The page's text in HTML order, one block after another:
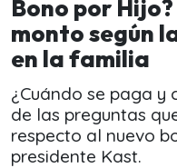
Bono por
monto según
en la familia
¿Cuándo se paga y
de las preguntas
respecto al nuevo
presidente Kast.